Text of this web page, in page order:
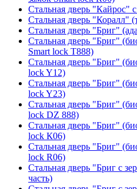
Стальная дверь "Кайрос"
Стальная дверь "Коралл"
Стальная дверь "Бриг"
Стальная дверь "Бриг"
Smart lock T888)
Стальная дверь "Бриг"
lock Y12)
Стальная дверь "Бриг"
lock Y23)
Стальная дверь "Бриг"
lock DZ 888)
Стальная дверь "Бриг"
lock К06)
Стальная дверь "Бриг"
lock R06)
Стальная дверь "Бриг с
часть)